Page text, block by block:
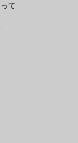
て